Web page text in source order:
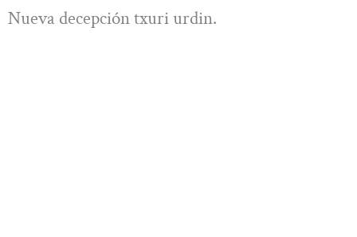
Nueva decepción txuri urdin.